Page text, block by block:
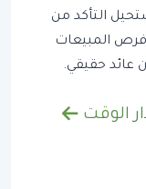
التأكد من
فرص المبيعات
عائد حقيقي.
الوقت